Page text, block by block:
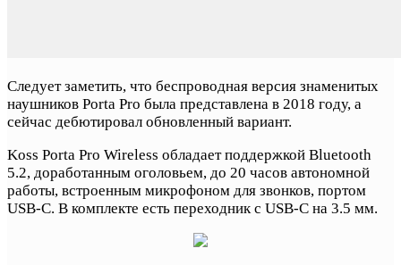
Следует заметить, что беспроводная версия знаменитых
наушников Porta Pro была представлена в 2018 году, а
сейчас дебютировал обновленный вариант.
Koss Porta Pro Wireless обладает поддержкой Bluetooth
5.2, доработанным оголовьем, до 20 часов автономной
работы, встроенным микрофоном для звонков, портом
USB-C. В комплекте есть переходник с USB-C на 3.5 мм.